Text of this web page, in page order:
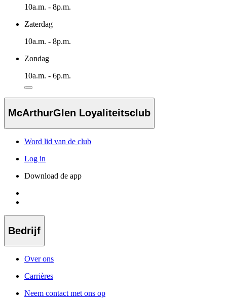
10a.m. - 8p.m.
Zaterdag
10a.m. - 8p.m.
Zondag
10a.m. - 6p.m.
McArthurGlen Loyaliteitsclub
Word lid van de club
Log in
Download de app
Bedrijf
Over ons
Carrières
Neem contact met ons op